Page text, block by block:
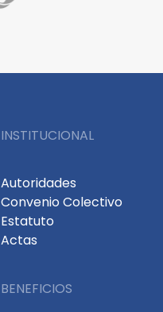
INSTITUCIONAL
Autoridades
Convenio Colectivo
Estatuto
Actas
BENEFICIOS